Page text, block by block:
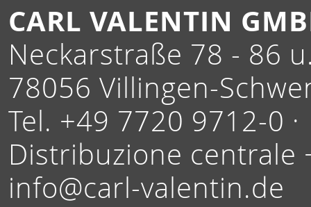
CARL VALENTIN
Neckarstraße 78 - 86
78056 Villingen-
Tel. +49 7720 9712-0 ·
Distribuzione centrale
info@carl-valentin.de